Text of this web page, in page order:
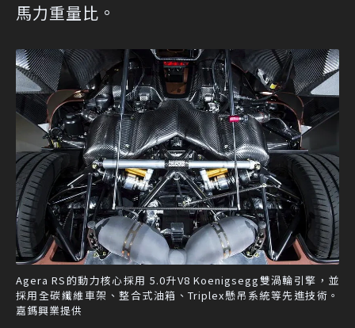
馬力重量比。
Agera RS的動力核心採用 5.0升V8 Koenigsegg雙渦輪引擎，並
採用全碳纖維車架、整合式油箱、Triplex懸吊系統等先進技術。
嘉鎷興業提供